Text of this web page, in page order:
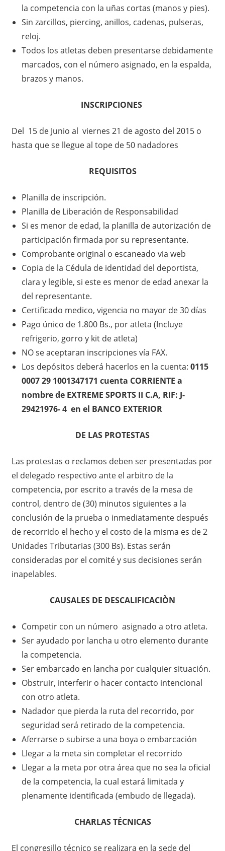
la competencia con la uñas cortas (manos y pies).
Sin zarcillos, piercing, anillos, cadenas, pulseras,
reloj.
Todos los atletas deben presentarse debidamente
marcados, con el número asignado, en la espalda,
brazos y manos.
INSCRIPCIONES
Del 15 de Junio al viernes 21 de agosto del 2015 o
hasta que se llegue al tope de 50 nadadores
REQUISITOS
Planilla de inscripción.
Planilla de Liberación de Responsabilidad
Si es menor de edad, la planilla de autorización de
participación firmada por su representante.
Comprobante original o escaneado via web
Copia de la Cédula de identidad del deportista,
clara y legible, si este es menor de edad anexar la
del representante.
Certificado medico, vigencia no mayor de 30 días
Pago único de 1.800 Bs., por atleta (Incluye
refrigerio, gorro y kit de atleta)
NO se aceptaran inscripciones vía FAX.
Los depósitos deberá hacerlos en la cuenta: 0115
0007 29 1001347171 cuenta CORRIENTE a
nombre de EXTREME SPORTS II C.A, RIF: J-
29421976- 4 en el BANCO EXTERIOR
DE LAS PROTESTAS
Las protestas o reclamos deben ser presentadas por
el delegado respectivo ante el arbitro de la
competencia, por escrito a través de la mesa de
control, dentro de (30) minutos siguientes a la
conclusión de la prueba o inmediatamente después
de recorrido el hecho y el costo de la misma es de 2
Unidades Tributarias (300 Bs). Estas serán
consideradas por el comité y sus decisiones serán
inapelables.
CAUSALES DE DESCALIFICACIÒN
Competir con un número asignado a otro atleta.
Ser ayudado por lancha u otro elemento durante
la competencia.
Ser embarcado en lancha por cualquier situación.
Obstruir, interferir o hacer contacto intencional
con otro atleta.
Nadador que pierda la ruta del recorrido, por
seguridad será retirado de la competencia.
Aferrarse o subirse a una boya o embarcación
Llegar a la meta sin completar el recorrido
Llegar a la meta por otra área que no sea la oficial
de la competencia, la cual estará limitada y
plenamente identificada (embudo de llegada).
CHARLAS TÉCNICAS
El congresillo técnico se realizara en la sede del